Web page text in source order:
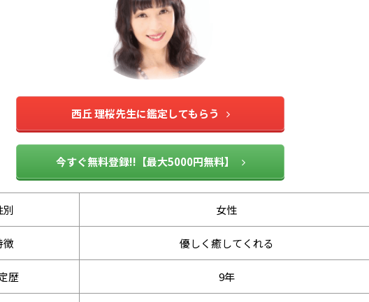
西丘 理桜先生に鑑定してもらう
今すぐ無料登録!!【最大5000円無料】
別 女性
徴 優しく癒してくれる
歴 9年